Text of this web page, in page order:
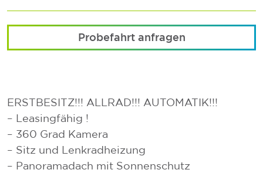
Probefahrt anfragen
ERSTBESITZ!!! ALLRAD!!! AUTOMATIK!!!
– Leasingfähig !
– 360 Grad Kamera
– Sitz und Lenkradheizung
– Panoramadach mit Sonnenschutz